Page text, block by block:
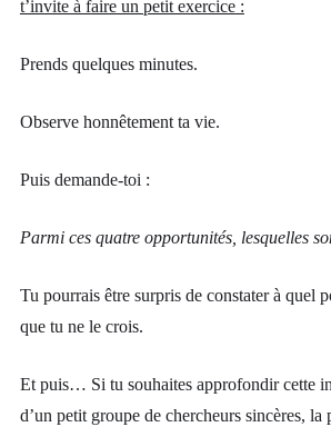
t’invite à faire un petit exercice :
Prends quelques minutes.
Observe honnêtement ta vie.
Puis demande-toi :
Parmi ces quatre opportunités, lesquelles
Tu pourrais être surpris de constater à quel
que tu ne le crois.
Et puis… Si tu souhaites approfondir cette
d’un petit groupe de chercheurs sincères, la